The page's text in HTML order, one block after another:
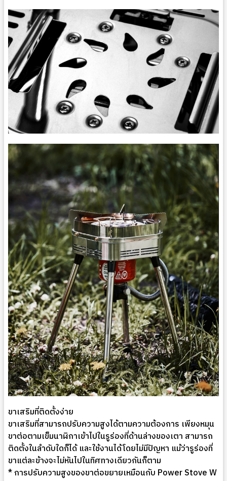
ขาเสริมที่ติดตั้งง่าย
ขาเสริมที่สามารถปรับความสูงได้ตามความต้องการ เพียงหมุน
ขาต่อตามเข็มนาฬิกาเข้าไปในรูร่องที่ด้านล่างของเตา สามารถ
ติดตั้งในลำดับใดก็ได้ และใช้งานได้โดยไม่มีปัญหา แม้ว่ารูร่องที่
ขาแต่ละข้างจะไม่หันไปในทิศทางเดียวกันก็ตาม
* การปรับความสูงของขาต่อขยายเหมือนกับ Power Stove W